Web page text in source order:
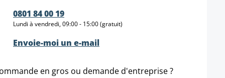
0801 84 00 19
Lundi à vendredi, 09:00 - 15:00 (gratuit)
Envoie-moi un e-mail
en gros ou demande d'entreprise ?